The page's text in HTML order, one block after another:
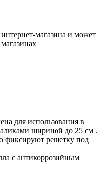
магазина и может
для использования в
шириной до 25 см .
фиксируют решетку под
с антикоррозийным